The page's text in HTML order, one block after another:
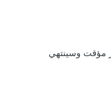
مؤقت وسينتهي